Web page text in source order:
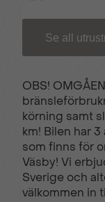
Android auto
Backkamera
Bränslemätare
Elhissar fram
Se all
OBS!
körning samt
km! Bilen har
som finns för
Väsby! Vi
Sverige och
välkommen in